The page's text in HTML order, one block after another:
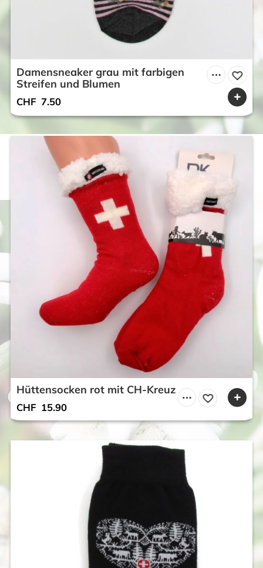
Damensneaker grau mit farbigen
Streifen und Blumen
CHF 7.50
Hüttensocken rot mit CH-Kreuz
CHF 15.90